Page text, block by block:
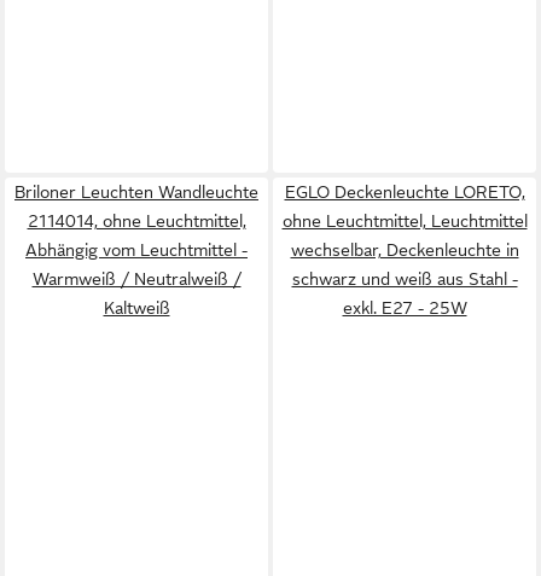
Briloner Leuchten Wandleuchte
2114014, ohne Leuchtmittel,
Abhängig vom Leuchtmittel -
Warmweiß / Neutralweiß /
Kaltweiß
EGLO Deckenleuchte LORETO,
ohne Leuchtmittel, Leuchtmittel
wechselbar, Deckenleuchte in
schwarz und weiß aus Stahl -
exkl. E27 - 25W